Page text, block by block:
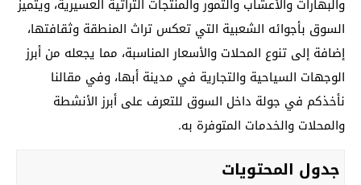
السوق بأجوائه الشعبية التي تعكس تراث المنطقة وثقافتها،
إضافة إلى تنوع المحلات والأسعار المناسبة، مما يجعله من أبرز
الوجهات السياحية والتجارية في مدينة أبها، وفي مقالنا
نأخذكم في جولة داخل السوق للتعرف على أبرز الأنشطة
والمحلات والخدمات المتوفرة به.
جدول المحتويات